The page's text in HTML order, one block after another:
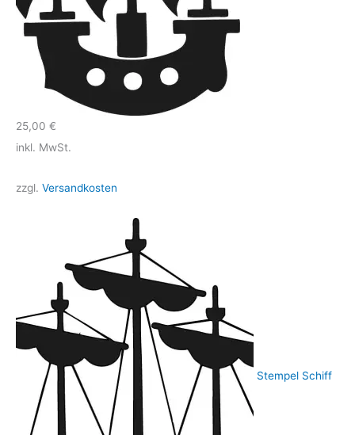
25,00 €
inkl. MwSt.
zzgl. Versandkosten
Stempel Schiff